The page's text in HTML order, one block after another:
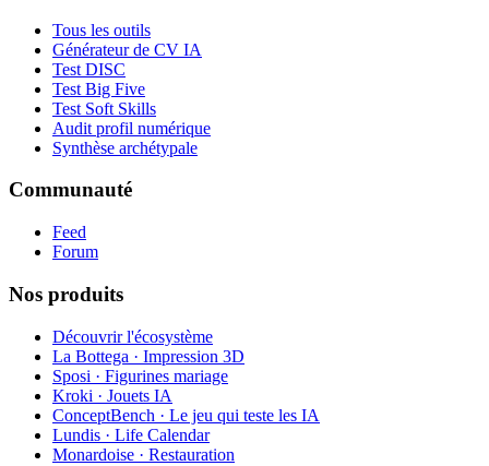
Tous les outils
Générateur de CV IA
Test DISC
Test Big Five
Test Soft Skills
Audit profil numérique
Synthèse archétypale
Communauté
Feed
Forum
Nos produits
Découvrir l'écosystème
La Bottega · Impression 3D
Sposi · Figurines mariage
Kroki · Jouets IA
ConceptBench · Le jeu qui teste les IA
Lundis · Life Calendar
Monardoise · Restauration